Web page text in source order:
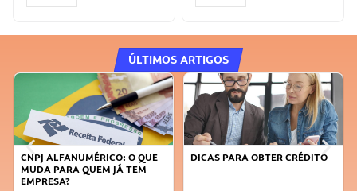
ÚLTIMOS ARTIGOS
DICAS PARA OBTER CRÉDITO
FAÇA A DIFERENÇA: SEJA